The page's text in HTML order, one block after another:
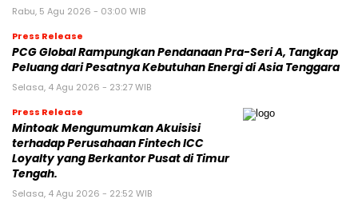
Rabu, 5 Agu 2026 - 03:00 WIB
Press Release
PCG Global Rampungkan Pendanaan Pra-Seri A, Tangkap
Peluang dari Pesatnya Kebutuhan Energi di Asia Tenggara
Selasa, 4 Agu 2026 - 23:27 WIB
Press Release
Mintoak Mengumumkan Akuisisi
terhadap Perusahaan Fintech ICC
Loyalty yang Berkantor Pusat di Timur
Tengah.
Selasa, 4 Agu 2026 - 22:52 WIB